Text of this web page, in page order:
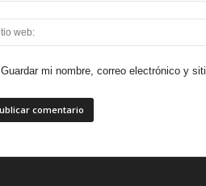
Guardar mi nombre, correo electrónico y